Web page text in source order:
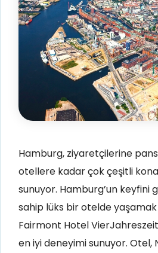
Hamburg, ziyaretçilerine
otellere kadar çok çeşitli
sunuyor. Hamburg’un keyfini
sahip lüks bir otelde yaşamak
Fairmont Hotel
en iyi deneyimi sunuyor.